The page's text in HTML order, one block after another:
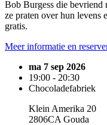
Bob Burgess die
ze praten over hun levens
gratis.
Meer informatie en
ma 7 sep 2026
19:00 - 20:30
Chocoladefabriek
Klein Amerika 20
2806CA Gouda